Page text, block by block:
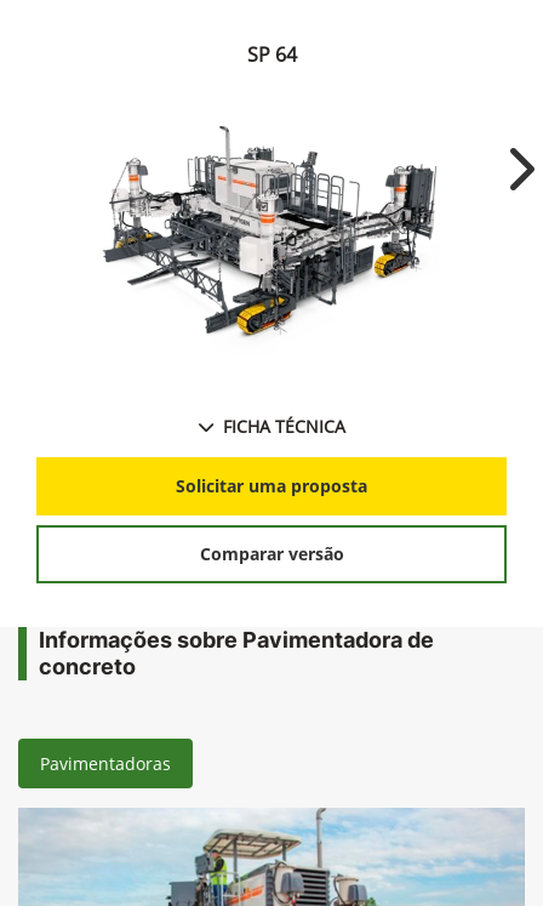
SP 64
FICHA TÉCNICA
Solicitar uma proposta
Comparar versão
Informações sobre Pavimentadora de
concreto
Pavimentadoras